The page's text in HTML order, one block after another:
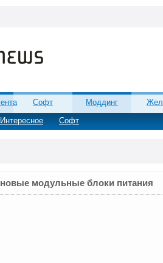
Интересное Софт
Софт Моддинг
новые модульные блоки питания